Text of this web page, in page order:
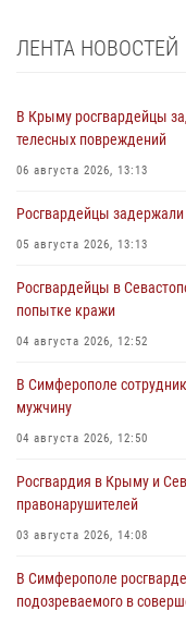
ЛЕНТА НОВОСТЕЙ
В Крыму росгвардейцы
телесных повреждений
06 августа 2026, 13:13
Росгвардейцы задержали
05 августа 2026, 13:13
Росгвардейцы в
попытке кражи
04 августа 2026, 12:52
В Симферополе
мужчину
04 августа 2026, 12:50
Росгвардия в Крыму и
правонарушителей
03 августа 2026, 14:08
В Симферополе
подозреваемого в